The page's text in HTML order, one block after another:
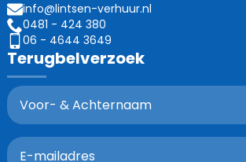
info@lintsen-verhuur.nl
0481 - 424 380
06 - 4644 3649
Terugbelverzoek